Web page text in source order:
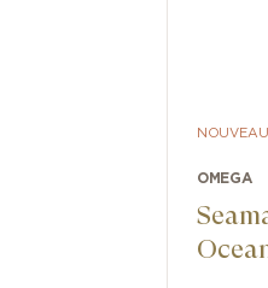
NOUVEAU
OMEGA